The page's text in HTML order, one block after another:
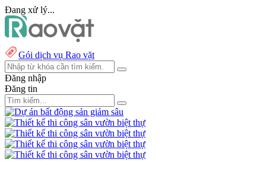
Đang xử lý...
Gói dịch vụ Rao vặt
Đăng nhập
Đăng tin